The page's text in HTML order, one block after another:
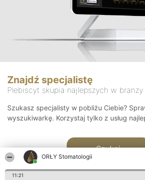
ORŁY Stomatologii
11:21
Znajdź specjalistę
Plebiscyt skupia najlepszych w branży
Szukasz specjalisty w pobliżu Ciebie?
wyszukiwarkę. Korzystaj tylko z usług
Szukaj